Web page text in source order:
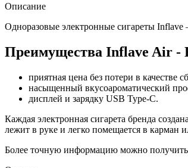
Описание
Одноразовые электронные сигареты
Преимущества Inflave Air -
приятная цена без потери в качестве
насыщенный вкусоароматический
дисплей и зарядку USB Type-C.
Каждая электронная сигарета бренда
лежит в руке и легко помещается в карман
Более точную информацию можно